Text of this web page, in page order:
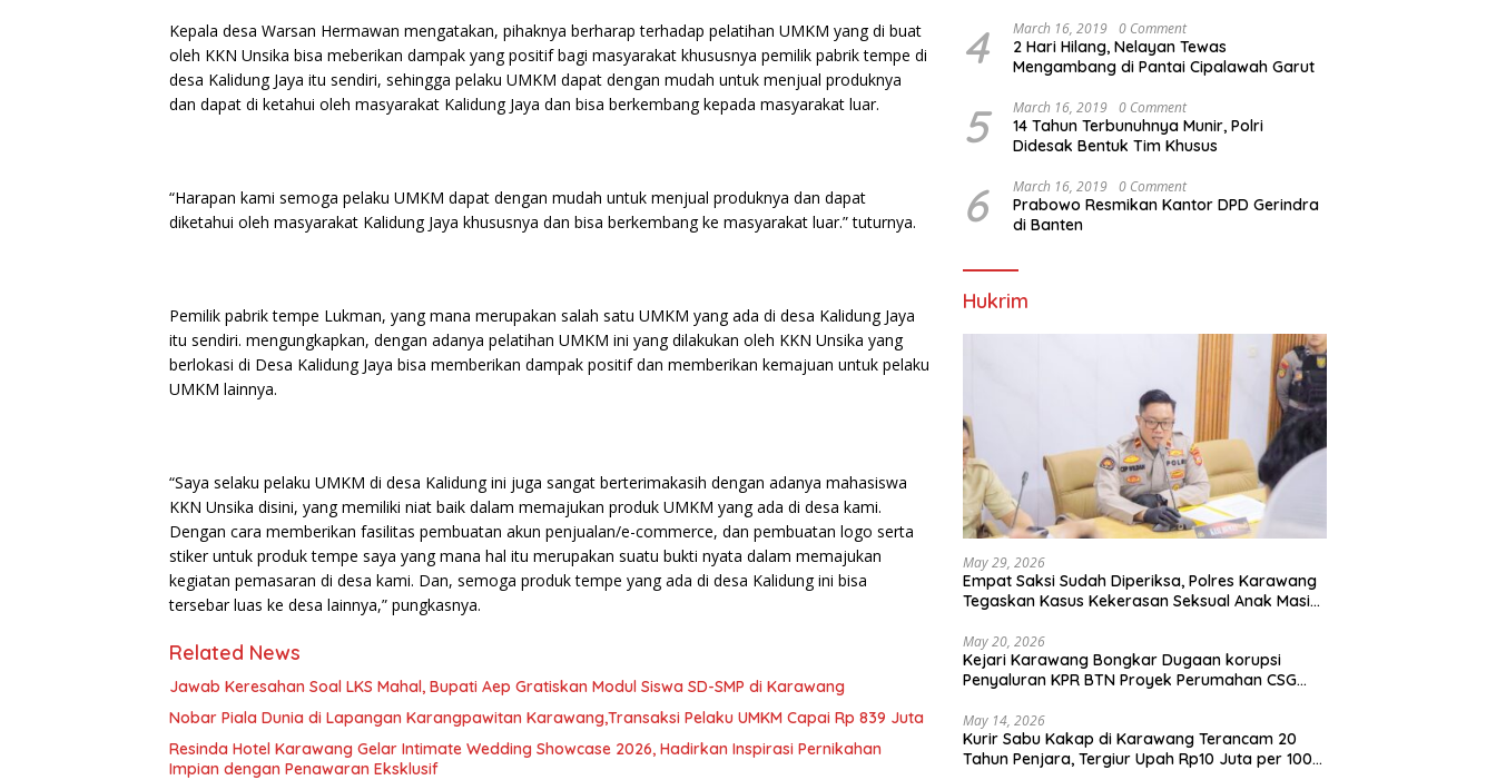
Kepala desa Warsan Hermawan mengatakan, pihaknya berharap terhadap pelatihan UMKM yang di buat
oleh KKN Unsika bisa meberikan dampak yang positif bagi masyarakat khususnya pemilik pabrik tempe di
desa Kalidung Jaya itu sendiri, sehingga pelaku UMKM dapat dengan mudah untuk menjual produknya
dan dapat di ketahui oleh masyarakat Kalidung Jaya dan bisa berkembang kepada masyarakat luar.
“Harapan kami semoga pelaku UMKM dapat dengan mudah untuk menjual produknya dan dapat
diketahui oleh masyarakat Kalidung Jaya khususnya dan bisa berkembang ke masyarakat luar.” tuturnya.
Pemilik pabrik tempe Lukman, yang mana merupakan salah satu UMKM yang ada di desa Kalidung Jaya
itu sendiri. mengungkapkan, dengan adanya pelatihan UMKM ini yang dilakukan oleh KKN Unsika yang
berlokasi di Desa Kalidung Jaya bisa memberikan dampak positif dan memberikan kemajuan untuk pelaku
UMKM lainnya.
“Saya selaku pelaku UMKM di desa Kalidung ini juga sangat berterimakasih dengan adanya mahasiswa
KKN Unsika disini, yang memiliki niat baik dalam memajukan produk UMKM yang ada di desa kami.
Dengan cara memberikan fasilitas pembuatan akun penjualan/e-commerce, dan pembuatan logo serta
stiker untuk produk tempe saya yang mana hal itu merupakan suatu bukti nyata dalam memajukan
kegiatan pemasaran di desa kami. Dan, semoga produk tempe yang ada di desa Kalidung ini bisa
tersebar luas ke desa lainnya,” pungkasnya.
Related News
Jawab Keresahan Soal LKS Mahal, Bupati Aep Gratiskan Modul Siswa SD-SMP di Karawang
Nobar Piala Dunia di Lapangan Karangpawitan Karawang,Transaksi Pelaku UMKM Capai Rp 839 Juta
Resinda Hotel Karawang Gelar Intimate Wedding Showcase 2026, Hadirkan Inspirasi Pernikahan
Impian dengan Penawaran Eksklusif
4 March 16, 2019 0 Comment
2 Hari Hilang, Nelayan Tewas
Mengambang di Pantai Cipalawah Garut
5 March 16, 2019 0 Comment
14 Tahun Terbunuhnya Munir, Polri
Didesak Bentuk Tim Khusus
6 March 16, 2019 0 Comment
Prabowo Resmikan Kantor DPD Gerindra
di Banten
Hukrim
May 29, 2026
Empat Saksi Sudah Diperiksa, Polres Karawang
Tegaskan Kasus Kekerasan Seksual Anak Masih
May 20, 2026
Kejari Karawang Bongkar Dugaan korupsi
Penyaluran KPR BTN Proyek Perumahan CSG
May 14, 2026
Kurir Sabu Kakap di Karawang Terancam 20
Tahun Penjara, Tergiur Upah Rp10 Juta per 100